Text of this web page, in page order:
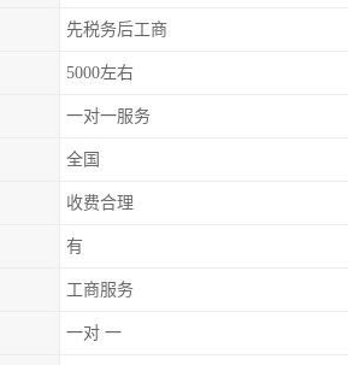
先税务后工商
5000左右
一对一服务
全国
收费合理
有
工商服务
一对 一